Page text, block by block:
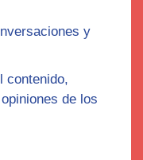
y
contenido,
de los